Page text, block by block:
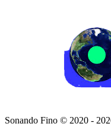
Sonando Fino © 2020 -